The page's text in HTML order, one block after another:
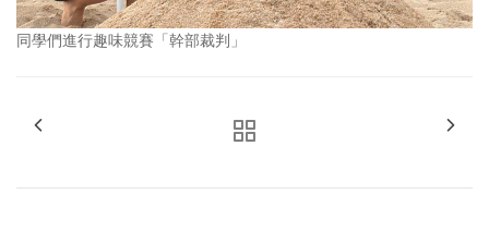
同學們進行趣味競賽「幹部裁判」